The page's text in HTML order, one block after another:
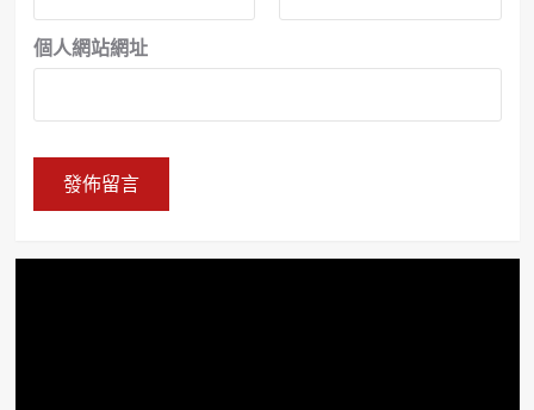
個人網站網址